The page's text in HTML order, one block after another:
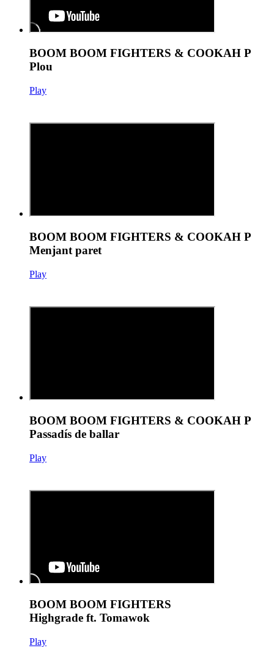
BOOM BOOM FIGHTERS & COOKAH P
Plou
Play
BOOM BOOM FIGHTERS & COOKAH P
Menjant paret
Play
BOOM BOOM FIGHTERS & COOKAH P
Passadís de ballar
Play
BOOM BOOM FIGHTERS
Highgrade ft. Tomawok
Play